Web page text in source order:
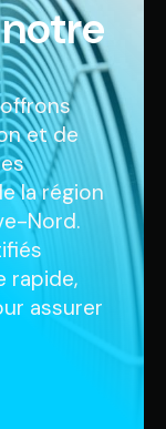
et de
la région
Nord.
rapide,
assurer